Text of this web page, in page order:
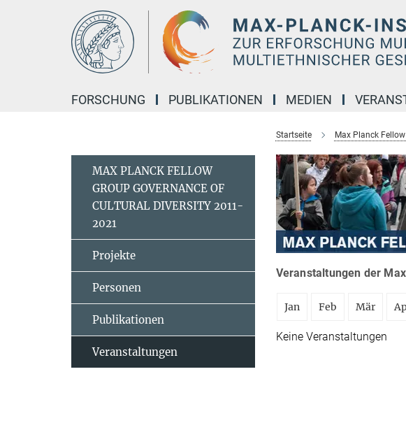
FORSCHUNG PUBLIKATIONEN MEDIEN
Startseite Max Planck
Veranstaltungen der
Jan Feb Mär
Keine Veranstaltungen
MAX PLANCK FELLOW
GROUP GOVERNANCE OF
CULTURAL DIVERSITY 2011-
2021
Projekte
Personen
Publikationen
Veranstaltungen